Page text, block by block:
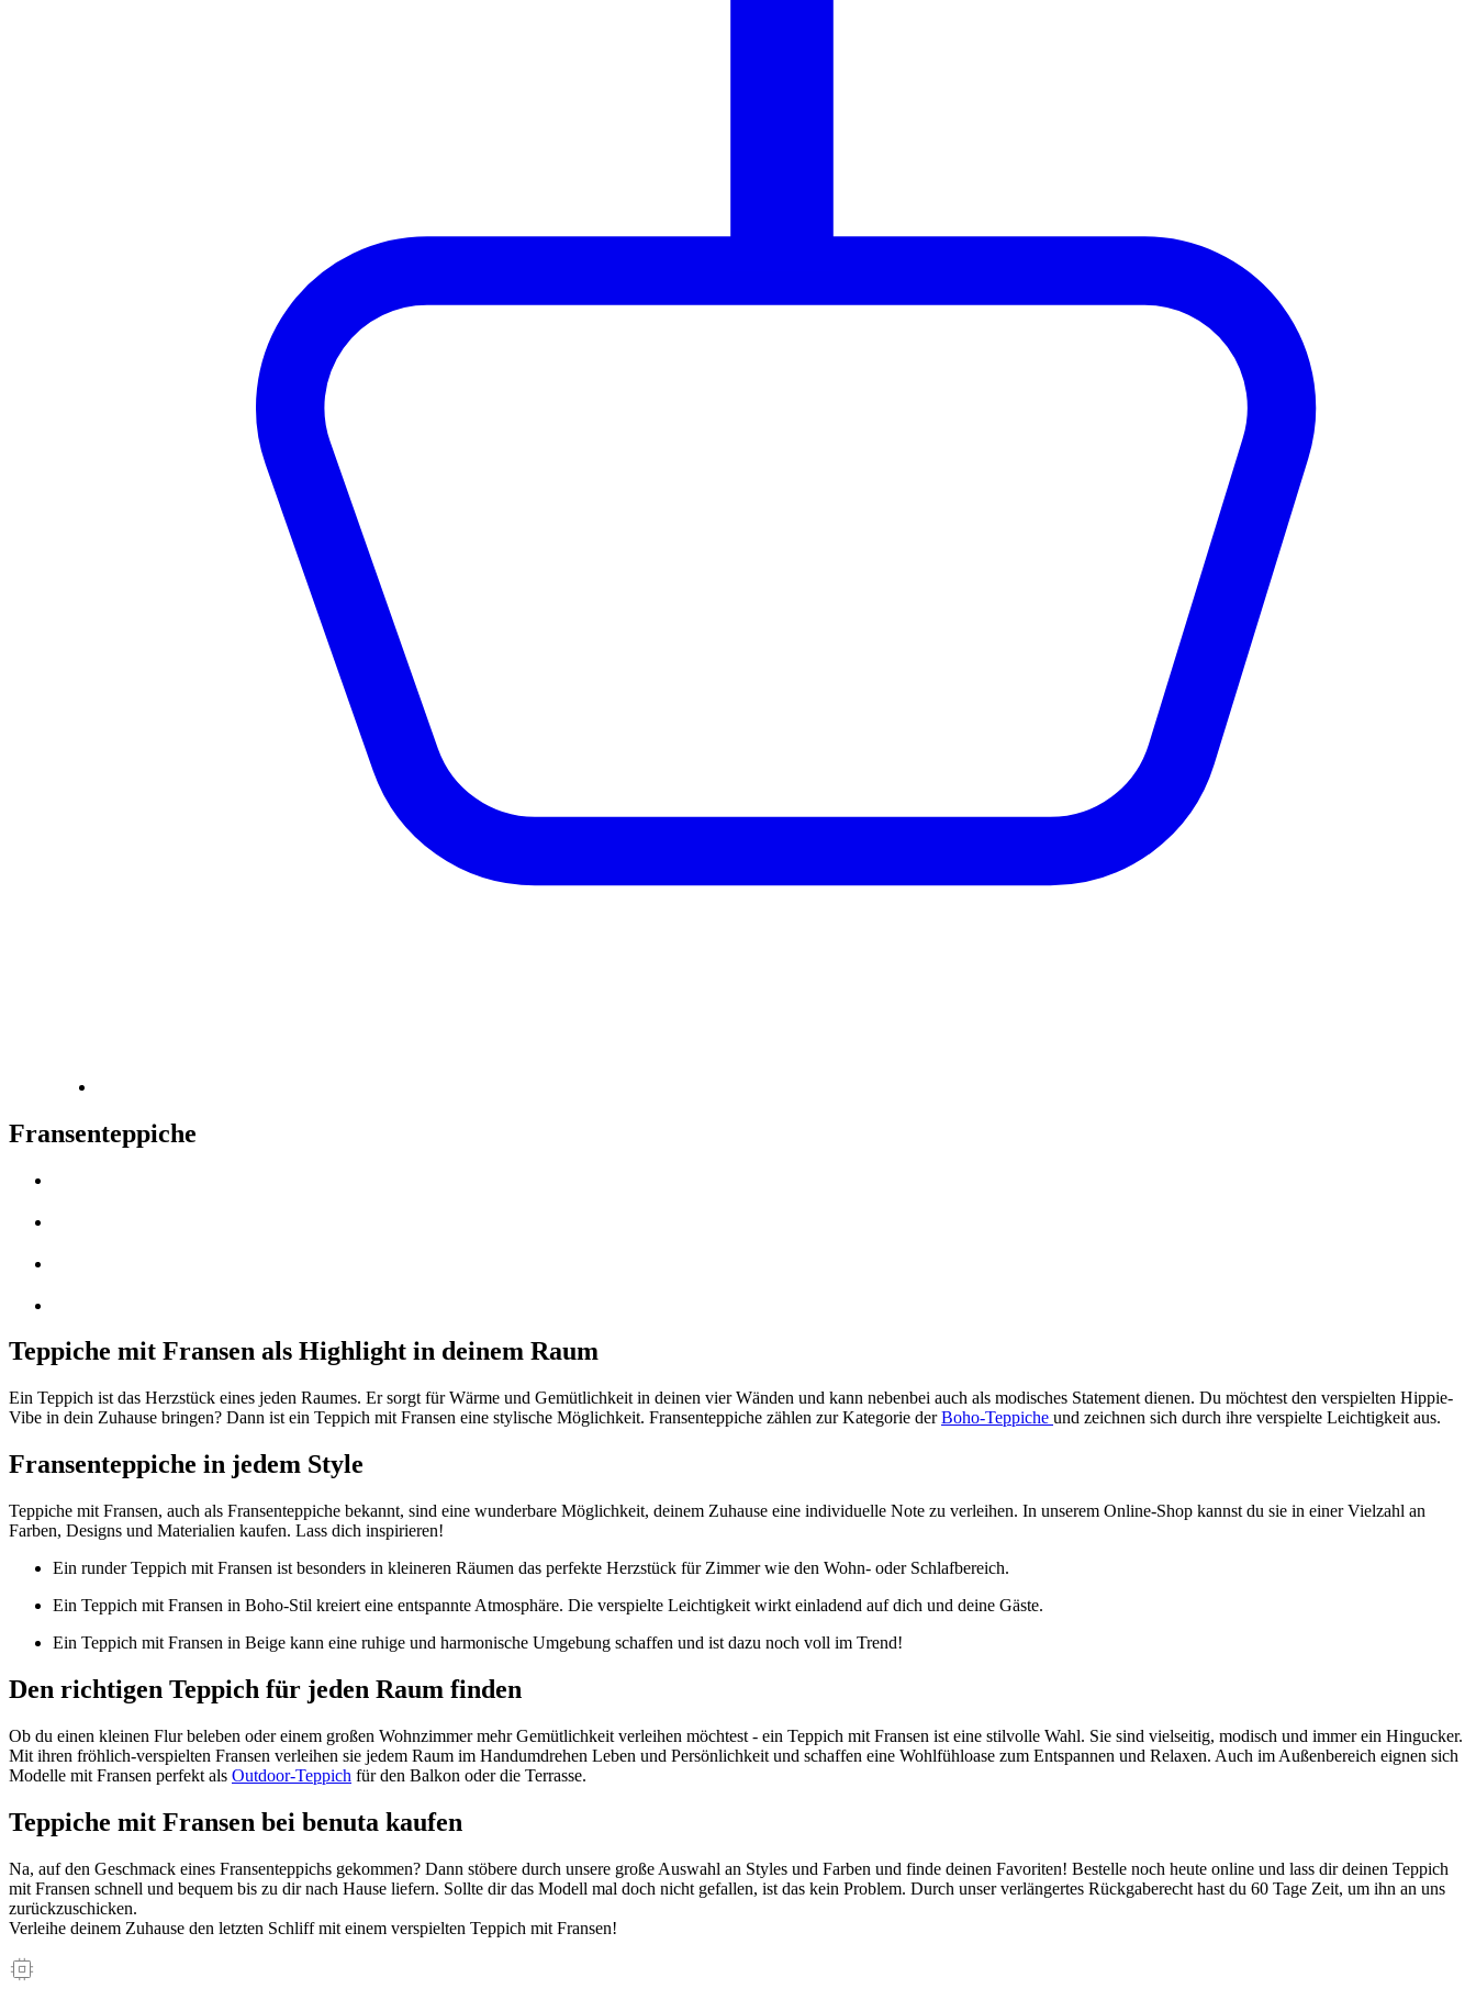
Fransenteppiche
Teppiche mit Fransen als Highlight in deinem Raum
Ein Teppich ist das Herzstück eines jeden Raumes. Er sorgt für Wärme und Gemütlichkeit in deinen vier Wänden und kann nebenbei auch als modisches Statement dienen. Du möchtest den verspielten Hippie-
Vibe in dein Zuhause bringen? Dann ist ein Teppich mit Fransen eine stylische Möglichkeit. Fransenteppiche zählen zur Kategorie derBoho-Teppiche und zeichnen sich durch ihre verspielte Leichtigkeit aus.
Fransenteppiche in jedem Style
Teppiche mit Fransen, auch als Fransenteppiche bekannt, sind eine wunderbare Möglichkeit, deinem Zuhause eine individuelle Note zu verleihen. In unserem Online-Shop kannst du sie in einer Vielzahl an
Farben, Designs und Materialien kaufen. Lass dich inspirieren!
Ein runder Teppich mit Fransen ist besonders in kleineren Räumen das perfekte Herzstück für Zimmer wie den Wohn- oder Schlafbereich.
Ein Teppich mit Fransen in Boho-Stil kreiert eine entspannte Atmosphäre. Die verspielte Leichtigkeit wirkt einladend auf dich und deine Gäste.
Ein Teppich mit Fransen in Beige kann eine ruhige und harmonische Umgebung schaffen und ist dazu noch voll im Trend!
Den richtigen Teppich für jeden Raum finden
Ob du einen kleinen Flur beleben oder einem großen Wohnzimmer mehr Gemütlichkeit verleihen möchtest - ein Teppich mit Fransen ist eine stilvolle Wahl. Sie sind vielseitig, modisch und immer ein Hingucker.
Mit ihren fröhlich-verspielten Fransen verleihen sie jedem Raum im Handumdrehen Leben und Persönlichkeit und schaffen eine Wohlfühloase zum Entspannen und Relaxen. Auch im Außenbereich eignen sich
Modelle mit Fransen perfekt als Outdoor-Teppich für den Balkon oder die Terrasse.
Teppiche mit Fransen bei benuta kaufen
Na, auf den Geschmack eines Fransenteppichs gekommen? Dann stöbere durch unsere große Auswahl an Styles und Farben und finde deinen Favoriten! Bestelle noch heute online und lass dir deinen Teppich
mit Fransen schnell und bequem bis zu dir nach Hause liefern. Sollte dir das Modell mal doch nicht gefallen, ist das kein Problem. Durch unser verlängertes Rückgaberecht hast du 60 Tage Zeit, um ihn an uns
zurückzuschicken.
Verleihe deinem Zuhause den letzten Schliff mit einem verspielten Teppich mit Fransen!